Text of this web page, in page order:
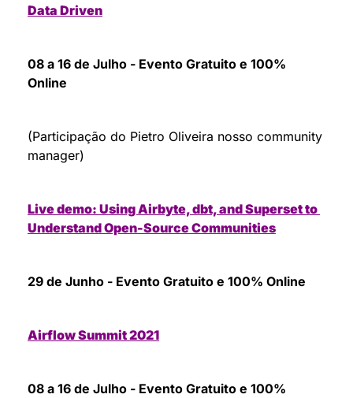
Data Driven
08 a 16 de Julho - Evento Gratuito e 100%
Online
(Participação do Pietro Oliveira nosso community
manager)
Live demo: Using Airbyte, dbt, and Superset to
Understand Open-Source Communities
29 de Junho - Evento Gratuito e 100% Online
Airflow Summit 2021
08 a 16 de Julho - Evento Gratuito e 100%